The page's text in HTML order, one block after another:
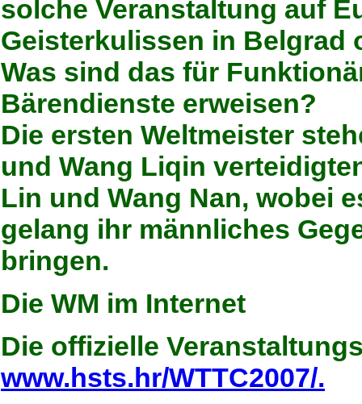
solche Veranstaltung auf
Geisterkulissen in Belgrad
Was sind das für
Bärendienste erweisen?
Die ersten Weltmeister
und Wang Liqin
Lin und Wang Nan, wobei
gelang ihr männliches
bringen.
Die WM im Internet
Die offizielle
www.hsts.hr/WTTC2007/.